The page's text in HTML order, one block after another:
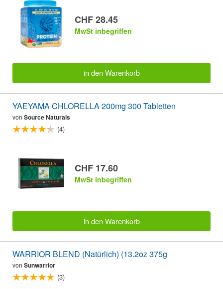
CHF 28.45
MwSt inbegriffen
in den Warenkorb
YAEYAMA CHLORELLA 200mg 300 Tabletten
von Source Naturals
(4)
CHF 17.60
MwSt inbegriffen
in den Warenkorb
WARRIOR BLEND (Natürlich) (13.2oz 375g
von Sunwarrior
(3)